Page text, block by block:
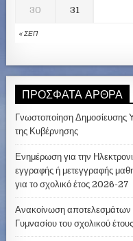
« ΣΕΠ
30 31
ΠΡΌΣΦΑΤΑ ΆΡΘΡΑ
Γνωστοποίηση Δημοσίευσης
της Κυβέρνησης
Ενημέρωση για την
εγγραφής ή μετεγγραφής
για το σχολικό έτος 2026-27
Ανακοίνωση αποτελεσμάτων
Γυμνασίου του σχολικού